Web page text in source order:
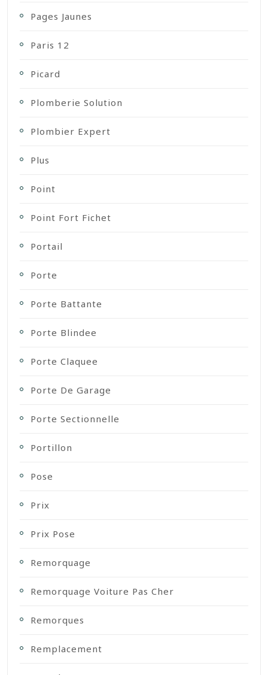
Pages Jaunes
Paris 12
Picard
Plomberie Solution
Plombier Expert
Plus
Point
Point Fort Fichet
Portail
Porte
Porte Battante
Porte Blindee
Porte Claquee
Porte De Garage
Porte Sectionnelle
Portillon
Pose
Prix
Prix Pose
Remorquage
Remorquage Voiture Pas Cher
Remorques
Remplacement